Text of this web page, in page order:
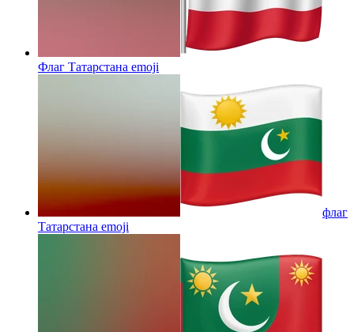
Флаг Татарстана emoji
флаг
Татарстана emoji